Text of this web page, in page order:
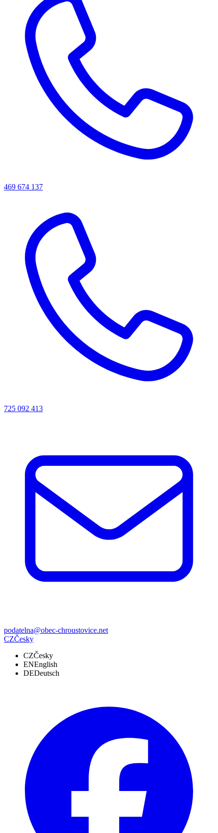
469 674 137
725 092 413
podatelna@obec-chroustovice.net
CZČesky
CZČesky
ENEnglish
DEDeutsch